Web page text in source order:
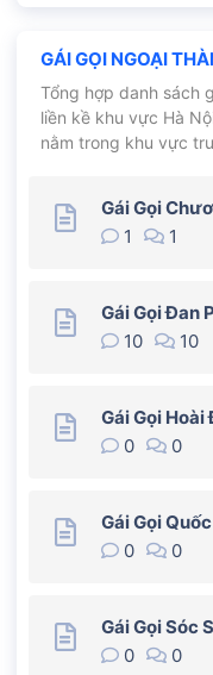
GÁI GỌI NGOẠI
Tổng hợp danh sách
liền kề khu vực Hà
nằm trong khu vực
Gái Gọi
1
1
Gái Gọi Đan
10
10
Gái Gọi
0
0
Gái Gọi
0
0
Gái Gọi Sóc
0
0